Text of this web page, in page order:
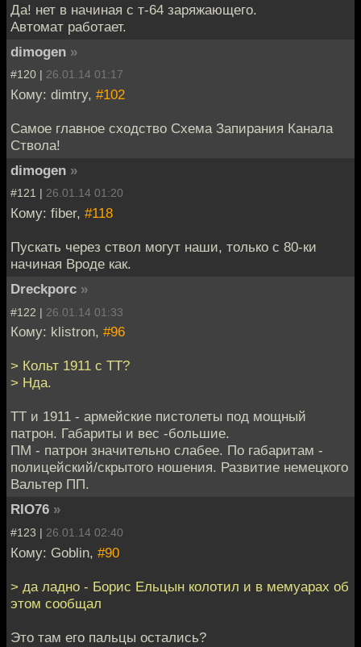
Да! нет в начиная с т-64 заряжающего.
Автомат работает.
dimogen »
#120 | 26.01.14 01:17
Кому: dimtry, #102
Самое главное сходство Схема Запирания Канала
Ствола!
dimogen »
#121 | 26.01.14 01:20
Кому: fiber, #118
Пускать через ствол могут наши, только с 80-ки
начиная Вроде как.
Dreckporc »
#122 | 26.01.14 01:33
Кому: klistron, #96
> Кольт 1911 с ТТ?
> Нда.
ТТ и 1911 - армейские пистолеты под мощный
патрон. Габариты и вес -большие.
ПМ - патрон значительно слабее. По габаритам -
полицейский/скрытого ношения. Развитие немецкого
Вальтер ПП.
RIO76 »
#123 | 26.01.14 02:40
Кому: Goblin, #90
> да ладно - Борис Ельцын колотил и в мемуарах об
этом сообщал
Это там его пальцы остались?